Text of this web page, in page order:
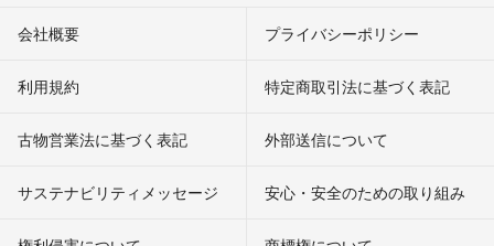
会社概要 プライバシーポリシー
利用規約 特定商取引法に基づく表記
古物営業法に基づく表記 外部送信について
サステナビリティメッセージ 安心・安全のための取り組み